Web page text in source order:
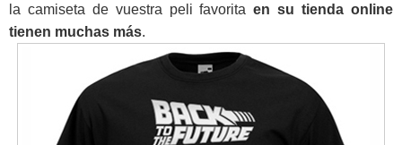
la camiseta de vuestra peli favoritaen su tienda online
tienen muchas más.